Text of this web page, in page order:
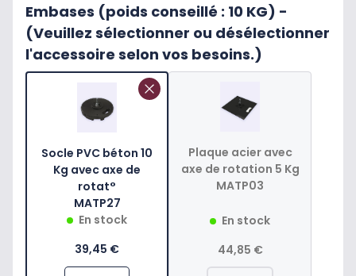
Embases (poids conseillé : 10 KG) -
(Veuillez sélectionner ou désélectionner
l'accessoire selon vos besoins.)
Socle PVC béton 10
Kg avec axe de
rotat°
MATP27
En stock
39,45 €
Plaque acier avec
axe de rotation 5 Kg
MATP03
En stock
44,85 €